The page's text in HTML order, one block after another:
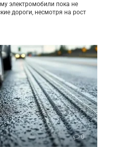
электромобили пока не
дороги, несмотря на рост
0